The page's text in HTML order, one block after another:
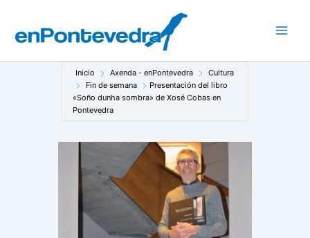
contenido
Inicio Axenda - enPontevedra
Cultura
Fin de semana
Presentación del libro
«Soño dunha sombra» de Xosé Cobas en
Pontevedra